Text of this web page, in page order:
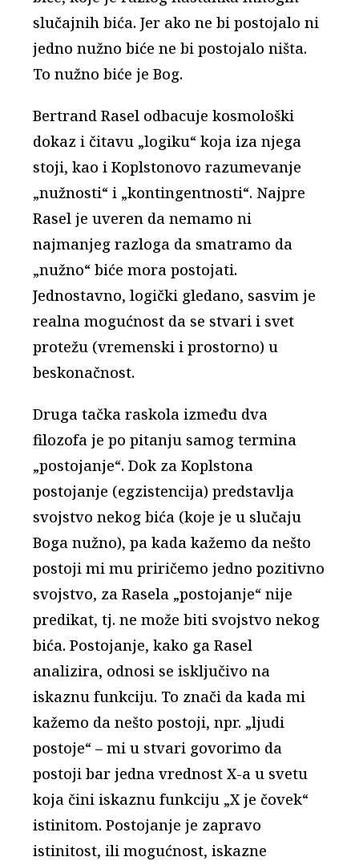
slučajnih bića. Jer ako ne bi postojalo ni
jedno nužno biće ne bi postojalo ništa.
To nužno biće je Bog.
Bertrand Rasel odbacuje kosmološki
dokaz i čitavu „logiku“ koja iza njega
stoji, kao i Koplstonovo razumevanje
„nužnosti“ i „kontingentnosti“. Najpre
Rasel je uveren da nemamo ni
najmanjeg razloga da smatramo da
„nužno“ biće mora postojati.
Jednostavno, logički gledano, sasvim je
realna mogućnost da se stvari i svet
protežu (vremenski i prostorno) u
beskonačnost.
Druga tačka raskola između dva
filozofa je po pitanju samog termina
„postojanje“. Dok za Koplstona
postojanje (egzistencija) predstavlja
svojstvo nekog bića (koje je u slučaju
Boga nužno), pa kada kažemo da nešto
postoji mi mu priričemo jedno pozitivno
svojstvo, za Rasela „postojanje“ nije
predikat, tj. ne može biti svojstvo nekog
bića. Postojanje, kako ga Rasel
analizira, odnosi se isključivo na
iskaznu funkciju. To znači da kada mi
kažemo da nešto postoji, npr. „ljudi
postoje“ – mi u stvari govorimo da
postoji bar jedna vrednost X-a u svetu
koja čini iskaznu funkciju „X je čovek“
istinitom. Postojanje je zapravo
istinitost, ili mogućnost, iskazne